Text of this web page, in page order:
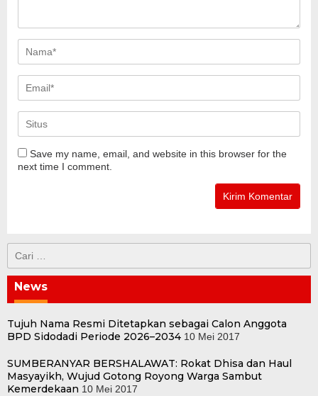
Save my name, email, and website in this browser for the
next time I comment.
untuk:
News
Tujuh Nama Resmi Ditetapkan sebagai Calon Anggota
BPD Sidodadi Periode 2026–2034 10 Mei 2017
SUMBERANYAR BERSHALAWAT: Rokat Dhisa dan Haul
Masyayikh, Wujud Gotong Royong Warga Sambut
Kemerdekaan 10 Mei 2017